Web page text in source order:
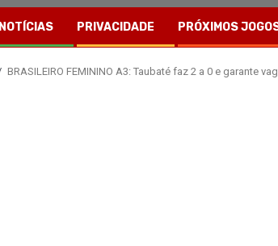
NOTÍCIAS PRIVACIDADE PRÓXIMOS
BRASILEIRO FEMININO A3: Taubaté faz 2 a 0 e garante